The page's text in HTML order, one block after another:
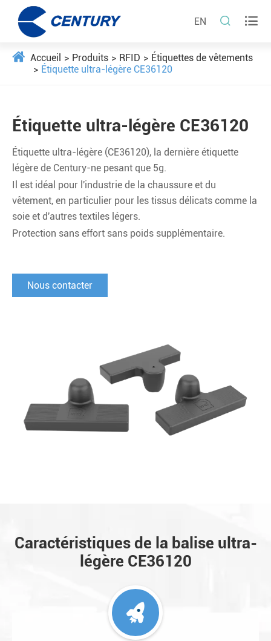
EN  
Accueil Produits RFID
Étiquettes de vêtements
Étiquette ultra-légère CE36120
Étiquette ultra-légère CE36120
Étiquette ultra-légère (CE36120), la dernière étiquette
légère de Century-ne pesant que 5g.
Il est idéal pour l'industrie de la chaussure et du
vêtement, en particulier pour les tissus délicats comme la
soie et d'autres textiles légers.
Protection sans effort sans poids supplémentaire.
Nous contacter
Caractéristiques de la balise ultra-
légère CE36120